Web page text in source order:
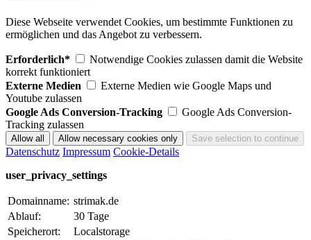
Diese Webseite verwendet Cookies, um bestimmte Funktionen zu
ermöglichen und das Angebot zu verbessern.
Erforderlich*
Notwendige Cookies zulassen damit die Website
korrekt funktioniert
Externe Medien
Externe Medien wie Google Maps und
Youtube zulassen
Google Ads Conversion-Tracking
Google Ads Conversion-
Tracking zulassen
Datenschutz Impressum Cookie-Details
user_privacy_settings
Domainname: strimak.de
Ablauf:
30 Tage
Speicherort:
Localstorage